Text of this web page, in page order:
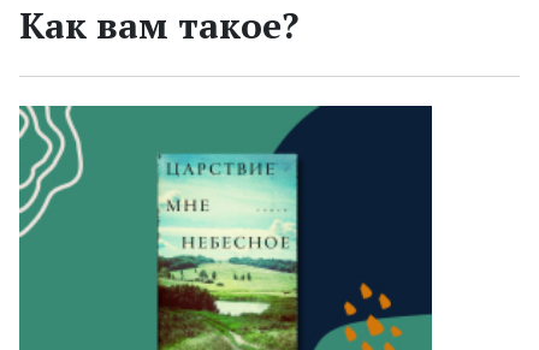
Как вам такое?